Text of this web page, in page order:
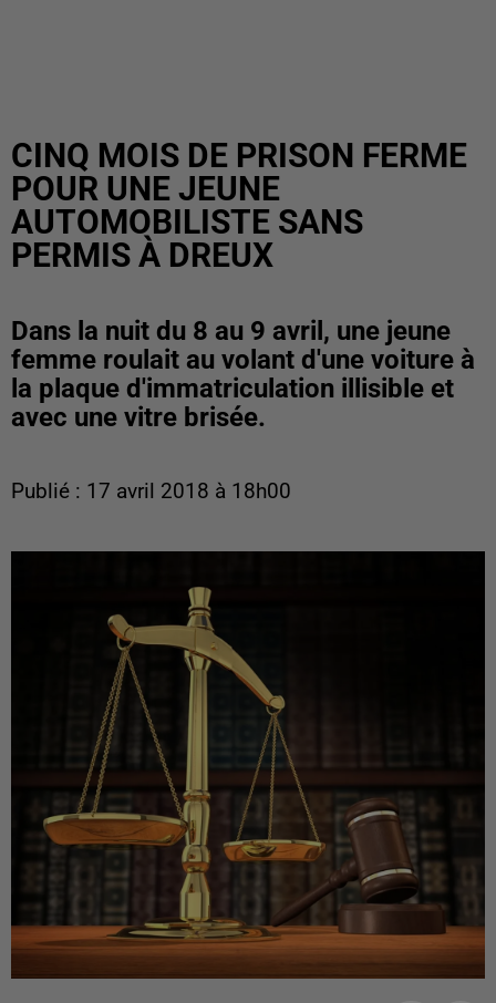
CINQ MOIS DE PRISON FERME
POUR UNE JEUNE
AUTOMOBILISTE SANS
PERMIS À DREUX
Dans la nuit du 8 au 9 avril, une jeune
femme roulait au volant d'une voiture à
la plaque d'immatriculation illisible et
avec une vitre brisée.
Publié : 17 avril 2018 à 18h00